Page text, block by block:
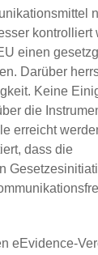
kontrolliert
einen
Darüber
Keine
die
erreicht
dass die
eEvidence-